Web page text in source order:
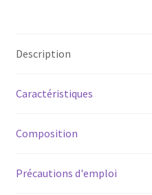
Description
Caractéristiques
Composition
Précautions d'emploi